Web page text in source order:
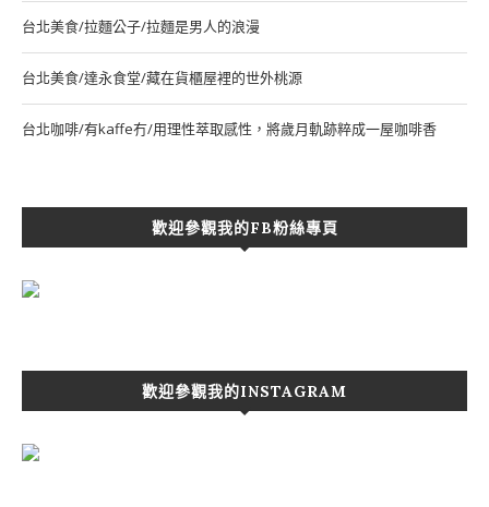
台北美食/拉麵公子/拉麵是男人的浪漫
台北美食/達永食堂/藏在貨櫃屋裡的世外桃源
台北咖啡/有kaffe冇/用理性萃取感性，將歲月軌跡粹成一屋咖啡香
歡迎參觀我的FB粉絲專頁
歡迎參觀我的INSTAGRAM